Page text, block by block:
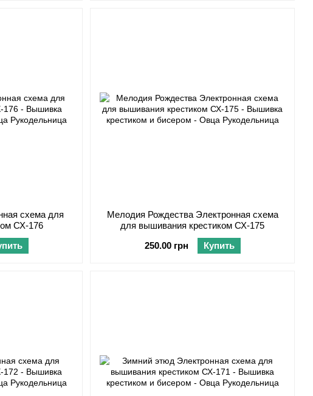
схема для
СХ-176
Мелодия Рождества Электронная схема
для вышивания крестиком СХ-175
250.00 грн
Купить